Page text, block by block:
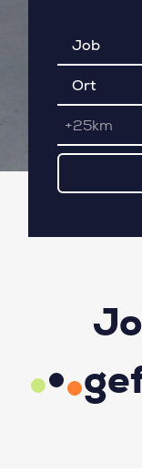
+25km